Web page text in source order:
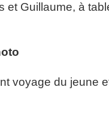
et Guillaume, à
voyage du jeune